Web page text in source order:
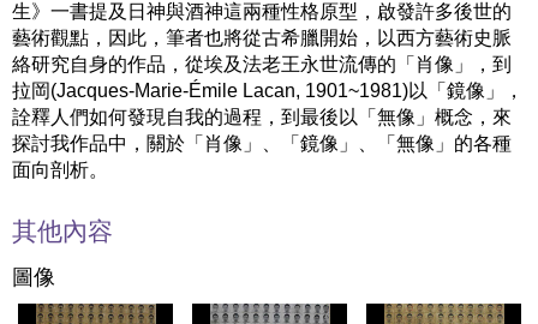
生》一書提及日神與酒神這兩種性格原型，啟發許多後世的
藝術觀點，因此，筆者也將從古希臘開始，以西方藝術史脈
絡研究自身的作品，從埃及法老王永世流傳的「肖像」，到
拉岡(Jacques-Marie-Émile Lacan, 1901~1981)以「鏡像」，
詮釋人們如何發現自我的過程，到最後以「無像」概念，來
探討我作品中，關於「肖像」、「鏡像」、「無像」的各種
面向剖析。
其他內容
圖像